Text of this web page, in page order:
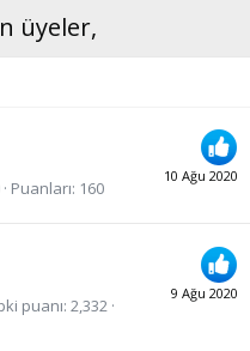
üyeler,
10 Ağu 2020
Puanları 160
9 Ağu 2020
puanı 2,332